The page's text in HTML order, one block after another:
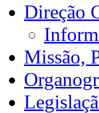
Direção
Missão,